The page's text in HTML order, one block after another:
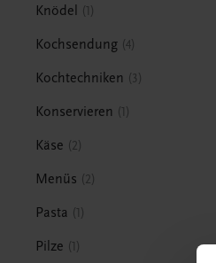
Knödel 1
Kochsendung 4
Kochtechniken 3
Konservieren 1
Käse 2
Menüs 2
Pasta 1
Pilze 1